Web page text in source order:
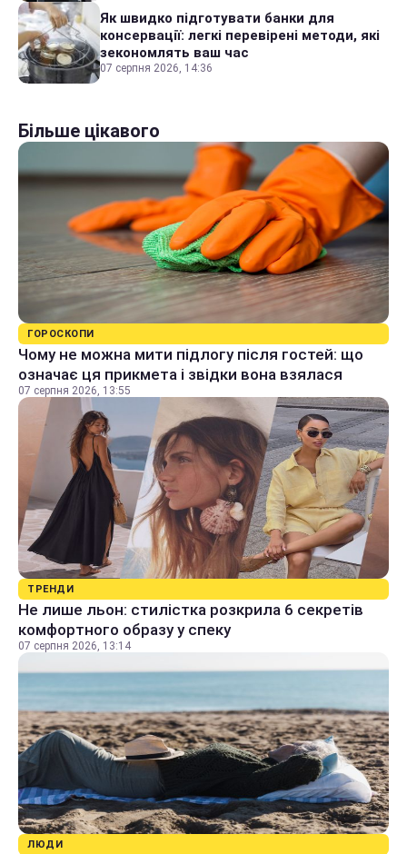
Як швидко підготувати банки для
консервації: легкі перевірені методи, які
зекономлять ваш час
07 серпня 2026, 14:36
Більше цікавого
ГОРОСКОПИ
Чому не можна мити підлогу після гостей: що
означає ця прикмета і звідки вона взялася
07 серпня 2026, 13:55
ТРЕНДИ
Не лише льон: стилістка розкрила 6 секретів
комфортного образу у спеку
07 серпня 2026, 13:14
ЛЮДИ